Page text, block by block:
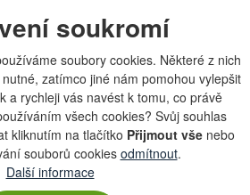
soukromí
soubory cookies. Některé z nich
zatímco jiné nám pomohou vylepšit
a rychleji vás navést k tomu, co právě
všech cookies? Svůj souhlas
kliknutím na tlačítko Přijmout vše nebo
souborů cookies odmítnout.
Další informace
hliníkový 32x38x2
5 ks
Kč
Počet
hliníkový 9x14x1,6
5 ks
Počet
kusů